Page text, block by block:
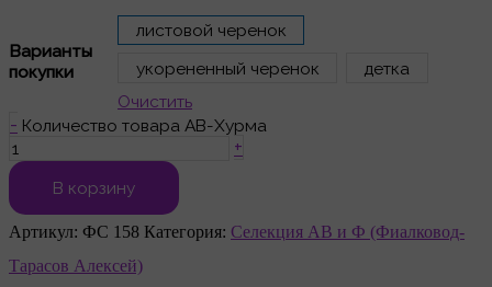
Варианты
покупки
листовой черенок
укорененный черенок
детка
Очистить
- Количество товара АВ-Хурма
+
В корзину
Артикул: ФС 158 Категория: Селекция АВ и Ф (Фиалковод-
Тарасов Алексей)